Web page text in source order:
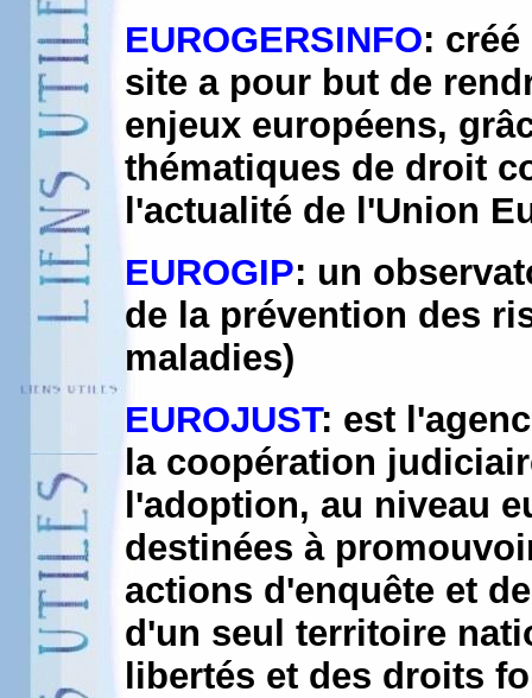
EUROGERSINFO:
site a pour but de
enjeux européens,
thématiques de droit
l'actualité de l'Union
EUROGIP: un
de la prévention des
maladies)
EUROJUST: est
la coopération
l'adoption, au niveau
destinées à
actions d'enquête et
d'un seul territoire
libertés et des droits